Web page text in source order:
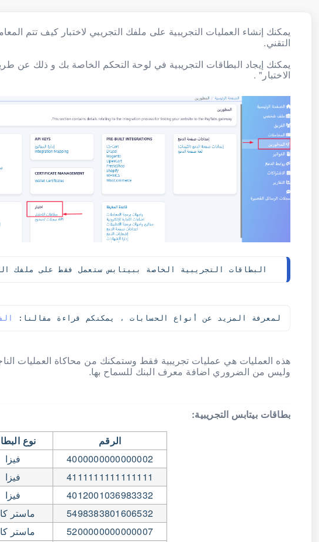
يمكنك إنشاء العمليات التجريبية على ملفك التجريبي لاختبار كيف تتم
التقني.
يمكنك إيجاد البطاقات التجريبية في لوحة التحكم الخاصة بك و ذلك عن
الاختبار" .
البطاقات التجريبية الخاصة ببيتابس ستعمل فقط على ملفك
لمعرفة المزيد عن أنواع الحسابات ، يمكنكم قراءة مقالنا:
هذه العمليات هي عمليات تجريبية فقط وستمكنك من محاكاة العمليات
وليس من الضروري اضافة معرف البنك للسماح بها.
بطاقات بيتابس التجريبية:
الرقم
نوع
4000000000000002
فيزا
4111111111111111
فيزا
4012001036983332
فيزا
5498383801606532
ماستر
5200000000000007
ماستر